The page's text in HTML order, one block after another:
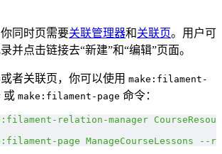
同时页需要关联管理器和关联页。用户可
并点击链接去“新建”和“编辑”页面。
者关联页，你可以使用 make:filament-
或 make:filament-page 命令：
relation-manager
page ManageCourseLessons --